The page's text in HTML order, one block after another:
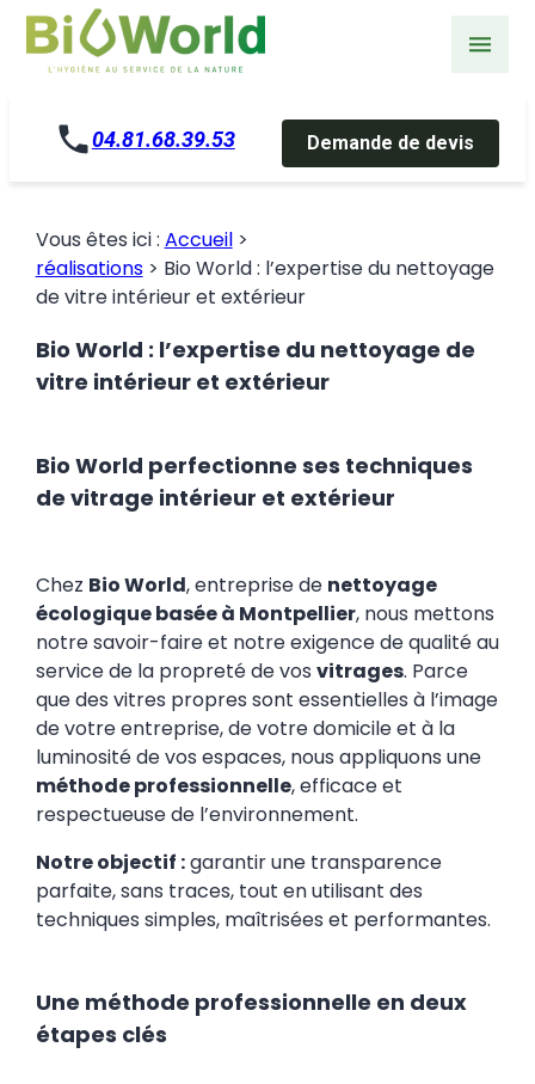
04.81.68.39.53 Demande de devis
Vous êtes ici : Accueil>
réalisations> Bio World : l’expertise du nettoyage
de vitre intérieur et extérieur
Bio World : l’expertise du nettoyage de
vitre intérieur et extérieur
Bio World perfectionne ses techniques
de vitrage intérieur et extérieur
Chez Bio World, entreprise de nettoyage
écologique basée à Montpellier, nous mettons
notre savoir-faire et notre exigence de qualité au
service de la propreté de vos vitrages. Parce
que des vitres propres sont essentielles à l’image
de votre entreprise, de votre domicile et à la
luminosité de vos espaces, nous appliquons une
méthode professionnelle, efficace et
respectueuse de l’environnement.
Notre objectif :garantir une transparence
parfaite, sans traces, tout en utilisant des
techniques simples, maîtrisées et performantes.
Une méthode professionnelle en deux
étapes clés
Panneau de gestion des cookies